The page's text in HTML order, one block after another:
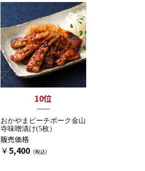
10位
おかやまピーチポーク金山
寺味噌漬け(5枚）
販売価格
￥5,400